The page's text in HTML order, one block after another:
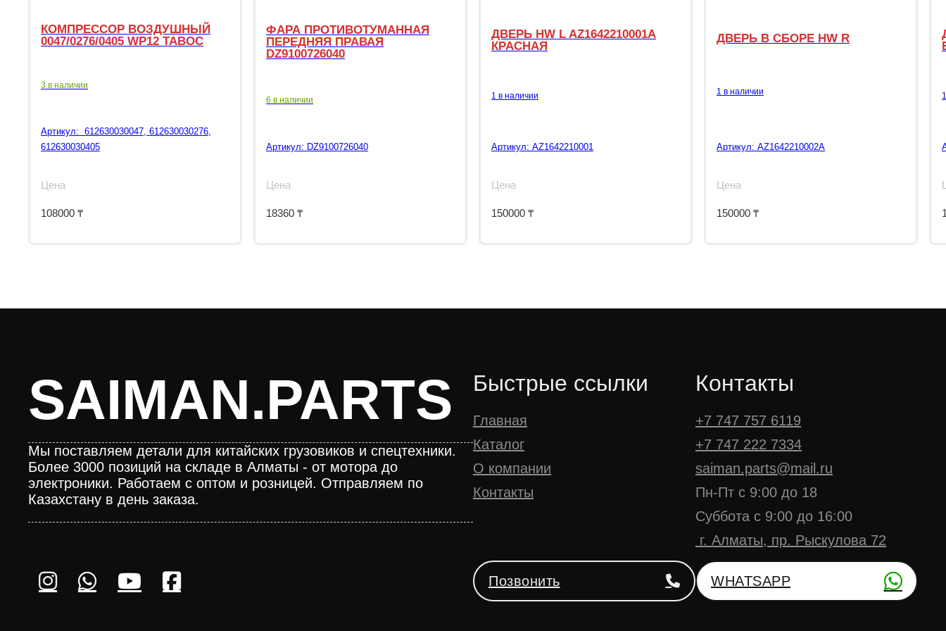
КОМПРЕССОР ВОЗДУШНЫЙ
0047/0276/0405 WP12 TABOC
3 в наличии
Артикул: 612630030047, 612630030276,
612630030405
Цена
108000 ₸
ФАРА ПРОТИВОТУМАННАЯ
ПЕРЕДНЯЯ ПРАВАЯ
DZ9100726040
6 в наличии
Артикул: DZ9100726040
Цена
18360 ₸
ДВЕРЬ HW L AZ1642210001A
КРАСНАЯ
1 в наличии
Артикул: AZ1642210001
Цена
150000 ₸
ДВЕРЬ В СБОРЕ HW R
1 в наличии
Артикул: AZ1642210002A
Цена
150000 ₸
SAIMAN.PARTS
Мы поставляем детали для китайских грузовиков и спецтехники.
Более 3000 позиций на складе в Алматы - от мотора до
электроники. Работаем с оптом и розницей. Отправляем по
Казахстану в день заказа.
Быстрые ссылки
Главная
Каталог
О компании
Контакты
Контакты
+7 747 757 6119
+7 747 222 7334
saiman.parts@mail.ru
Пн-Пт с 9:00 до 18
Суббота с 9:00 до 16:00
г. Алматы, пр. Рыскулова 72
Позвонить WHATSAPP